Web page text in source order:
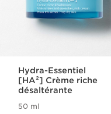
Hydra-Essentiel
[HA²] Crème riche
désaltérante
50 ml